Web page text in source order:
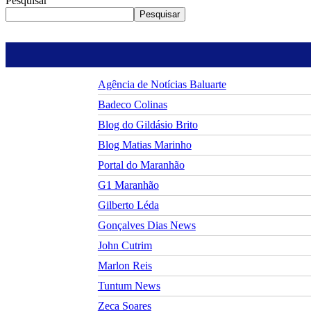
Pesquisar
Agência de Notícias Baluarte
Badeco Colinas
Blog do Gildásio Brito
Blog Matias Marinho
Portal do Maranhão
G1 Maranhão
Gilberto Léda
Gonçalves Dias News
John Cutrim
Marlon Reis
Tuntum News
Zeca Soares